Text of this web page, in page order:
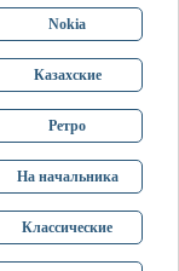
Nokia
Казахские
Ретро
На начальника
Классические